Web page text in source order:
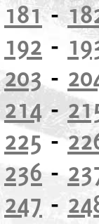
181-
192 -
203 -
214-
225-
236 -
247 -